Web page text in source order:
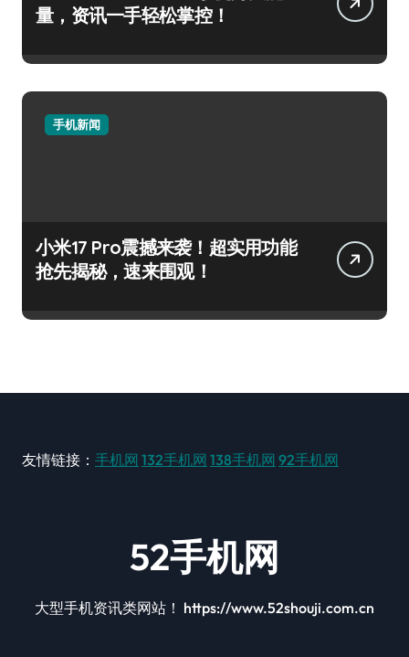
量，资讯一手轻松掌控！
手机新闻
小米17 Pro震撼来袭！超实用功能
抢先揭秘，速来围观！
友情链接： 手机网 132手机网 138手机网 92手机网
52手机网
大型手机资讯类网站！ https://www.52shouji.com.cn